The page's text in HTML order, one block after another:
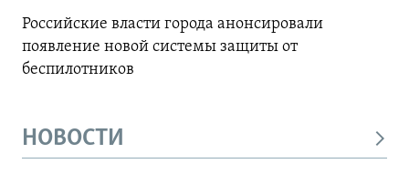
Российские власти города анонсировали
появление новой системы защиты от
беспилотников
НОВОСТИ